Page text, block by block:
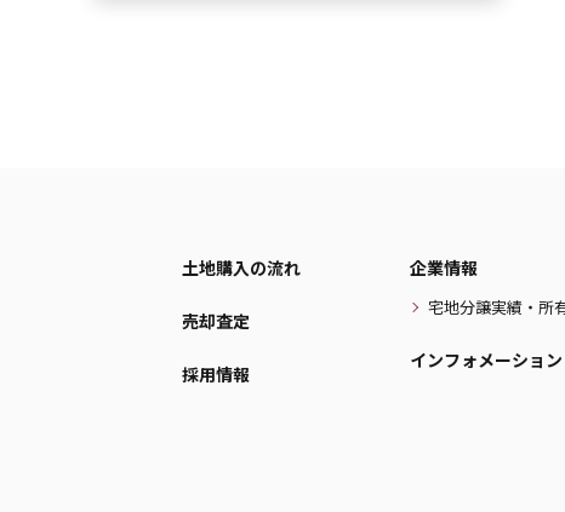
土地購入の流れ
売却査定
採用情報
企業情報
宅地分譲実績・所
インフォメーション